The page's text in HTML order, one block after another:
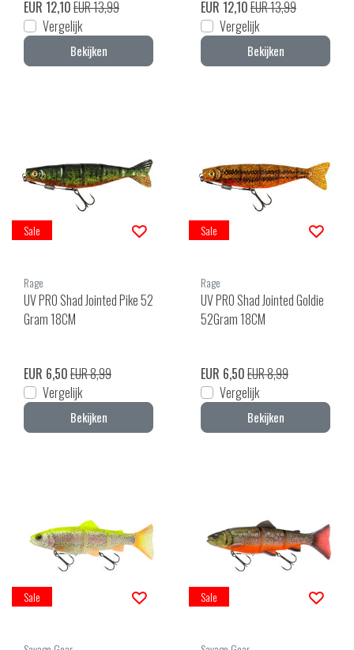
EUR 12,10EUR 13,99
Vergelijk
Bekijken
EUR 12,10EUR 13,99
Vergelijk
Bekijken
Sale
Rage
UV PRO Shad Jointed Pike 52
Gram 18CM
EUR 6,50EUR 8,99
Vergelijk
Bekijken
Sale
Rage
UV PRO Shad Jointed Goldie
52Gram 18CM
EUR 6,50EUR 8,99
Vergelijk
Bekijken
Sale Sale